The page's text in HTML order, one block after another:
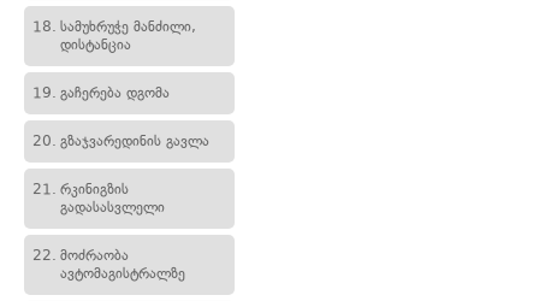
18. სამუხრუჭე მანძილი,
დისტანცია
19. გაჩერება დგომა
20. გზაჯვარედინის გავლა
21. რკინიგზის
გადასასვლელი
22. მოძრაობა
ავტომაგისტრალზე